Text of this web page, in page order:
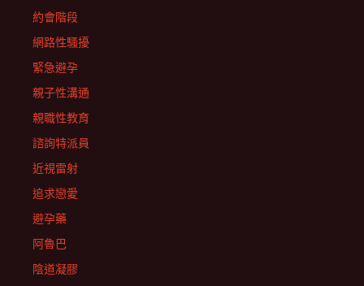
約會階段
網路性騷擾
緊急避孕
親子性溝通
親職性教育
諮詢特派員
近視雷射
追求戀愛
避孕藥
阿魯巴
陰道凝膠